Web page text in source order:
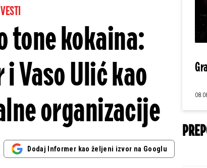
VESTI
tone kokaina:
Vaso Ulić kao
organizacije
Dodaj Informer kao željeni izvor na Googlu